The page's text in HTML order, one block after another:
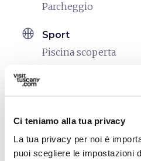
Ci teniamo alla tua privacy
La tua privacy per noi è
puoi scegliere le impostazioni
Parcheggio
sports_basketball Sport
Piscina scoperta
celebration Attività
Vendita prodotti
Trekking
Degustazione